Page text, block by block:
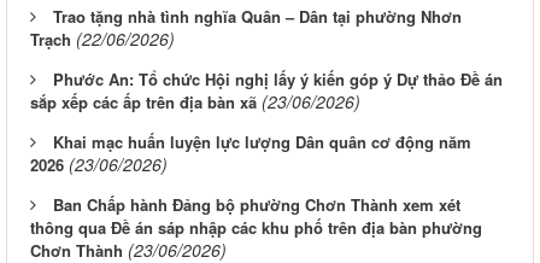
Trao tặng nhà tình nghĩa Quân – Dân tại phường Nhơn
Trạch (22/06/2026)
Phước An: Tổ chức Hội nghị lấy ý kiến góp ý Dự thảo Đề án
sắp xếp các ấp trên địa bàn xã (23/06/2026)
Khai mạc huấn luyện lực lượng Dân quân cơ động năm
2026 (23/06/2026)
Ban Chấp hành Đảng bộ phường Chơn Thành xem xét
thông qua Đề án sáp nhập các khu phố trên địa bàn phường
Chơn Thành (23/06/2026)